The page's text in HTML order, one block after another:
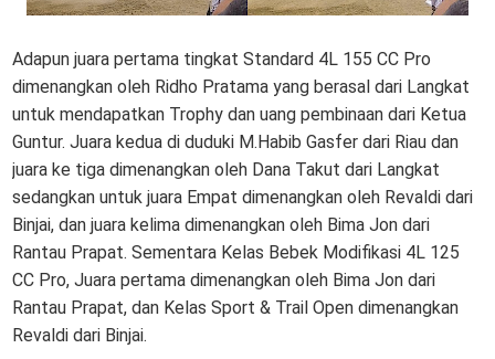
Adapun juara pertama tingkat Standard 4L 155 CC Pro
dimenangkan oleh Ridho Pratama yang berasal dari Langkat
untuk mendapatkan Trophy dan uang pembinaan dari Ketua
Guntur. Juara kedua di duduki M.Habib Gasfer dari Riau dan
juara ke tiga dimenangkan oleh Dana Takut dari Langkat
sedangkan untuk juara Empat dimenangkan oleh Revaldi dari
Binjai, dan juara kelima dimenangkan oleh Bima Jon dari
Rantau Prapat. Sementara Kelas Bebek Modifikasi 4L 125
CC Pro, Juara pertama dimenangkan oleh Bima Jon dari
Rantau Prapat, dan Kelas Sport & Trail Open dimenangkan
Revaldi dari Binjai.